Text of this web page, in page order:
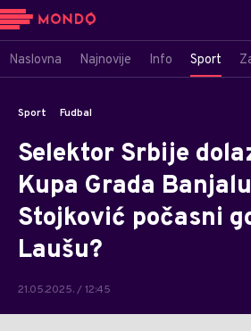
Naslovna Najnovije Info Sport
Sport Fudbal
Selektor Srbije
Kupa Grada
Stojković počasni
Laušu?
21.05.2025. / 12:45